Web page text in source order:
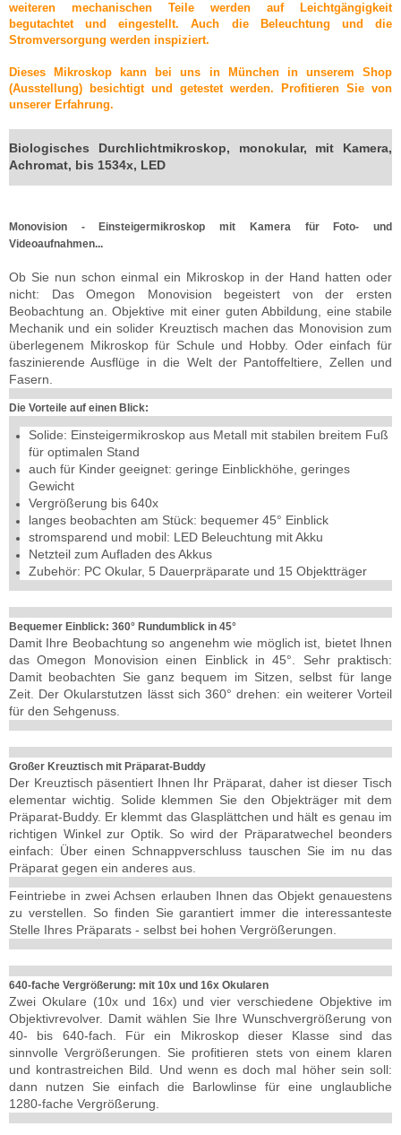
weiteren mechanischen Teile werden auf Leichtgängigkeit
begutachtet und eingestellt. Auch die Beleuchtung und die
Stromversorgung werden inspiziert.
Dieses Mikroskop kann bei uns in München in unserem Shop
(Ausstellung) besichtigt und getestet werden. Profitieren Sie von
unserer Erfahrung.
Biologisches Durchlichtmikroskop, monokular, mit Kamera,
Achromat, bis 1534x, LED
Monovision - Einsteigermikroskop mit Kamera für Foto- und
Videoaufnahmen...
Ob Sie nun schon einmal ein Mikroskop in der Hand hatten oder
nicht: Das Omegon Monovision begeistert von der ersten
Beobachtung an. Objektive mit einer guten Abbildung, eine stabile
Mechanik und ein solider Kreuztisch machen das Monovision zum
überlegenem Mikroskop für Schule und Hobby. Oder einfach für
faszinierende Ausflüge in die Welt der Pantoffeltiere, Zellen und
Fasern.
Die Vorteile auf einen Blick:
Solide: Einsteigermikroskop aus Metall mit stabilen breitem Fuß
für optimalen Stand
auch für Kinder geeignet: geringe Einblickhöhe, geringes
Gewicht
Vergrößerung bis 640x
langes beobachten am Stück: bequemer 45° Einblick
stromsparend und mobil: LED Beleuchtung mit Akku
Netzteil zum Aufladen des Akkus
Zubehör: PC Okular, 5 Dauerpräparate und 15 Objektträger
Bequemer Einblick: 360° Rundumblick in 45°
Damit Ihre Beobachtung so angenehm wie möglich ist, bietet Ihnen
das Omegon Monovision einen Einblick in 45°. Sehr praktisch:
Damit beobachten Sie ganz bequem im Sitzen, selbst für lange
Zeit. Der Okularstutzen lässt sich 360° drehen: ein weiterer Vorteil
für den Sehgenuss.
Großer Kreuztisch mit Präparat-Buddy
Der Kreuztisch päsentiert Ihnen Ihr Präparat, daher ist dieser Tisch
elementar wichtig. Solide klemmen Sie den Objekträger mit dem
Präparat-Buddy. Er klemmt das Glasplättchen und hält es genau im
richtigen Winkel zur Optik. So wird der Präparatwechel beonders
einfach: Über einen Schnappverschluss tauschen Sie im nu das
Präparat gegen ein anderes aus.
Feintriebe in zwei Achsen erlauben Ihnen das Objekt genauestens
zu verstellen. So finden Sie garantiert immer die interessanteste
Stelle Ihres Präparats - selbst bei hohen Vergrößerungen.
640-fache Vergrößerung: mit 10x und 16x Okularen
Zwei Okulare (10x und 16x) und vier verschiedene Objektive im
Objektivrevolver. Damit wählen Sie Ihre Wunschvergrößerung von
40- bis 640-fach. Für ein Mikroskop dieser Klasse sind das
sinnvolle Vergrößerungen. Sie profitieren stets von einem klaren
und kontrastreichen Bild. Und wenn es doch mal höher sein soll:
dann nutzen Sie einfach die Barlowlinse für eine unglaubliche
1280-fache Vergrößerung.